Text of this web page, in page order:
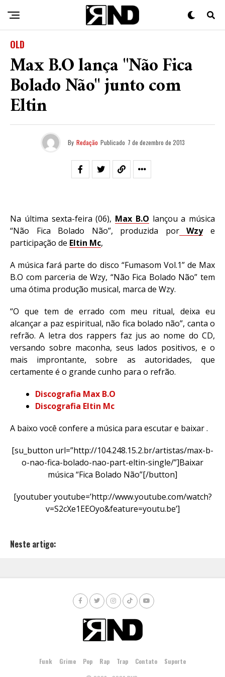
OLD
Max B.O lança "Não Fica
Bolado Não" junto com
Eltin
By Redação Publicado 7 de dezembro de 2013
Na última sexta-feira (06), Max B.O lançou a música
“Não Fica Bolado Não”, produzida porWzye
participação de Eltin Mc,
A música fará parte do disco “Fumasom Vol.1” de Max
B.O com parceria de Wzy, “Não Fica Bolado Não” tem
uma ótima produção musical, marca de Wzy.
“O que tem de errado com meu ritual, deixa eu
alcançar a paz espiritual, não fica bolado não”, canta o
refrão. A letra dos rappers faz jus ao nome do CD,
versando sobre maconha, seus lados positivos, e o
mais improntante, sobre as autoridades, que
certamente é o grande cunho para o refrão.
Discografia Max B.O
Discografia Eltin Mc
A baixo você confere a música para escutar e baixar .
[su_button url=”http://104.248.15.2.br/artistas/max-b-
o-nao-fica-bolado-nao-part-eltin-single/”]Baixar
música “Fica Bolado Não”[/button]
[youtuber youtube=’http://www.youtube.com/watch?
v=S2cXe1EEOyo&feature=youtu.be’]
Neste artigo:
Funk Grime Pop Rap Trap Contato
Suporte